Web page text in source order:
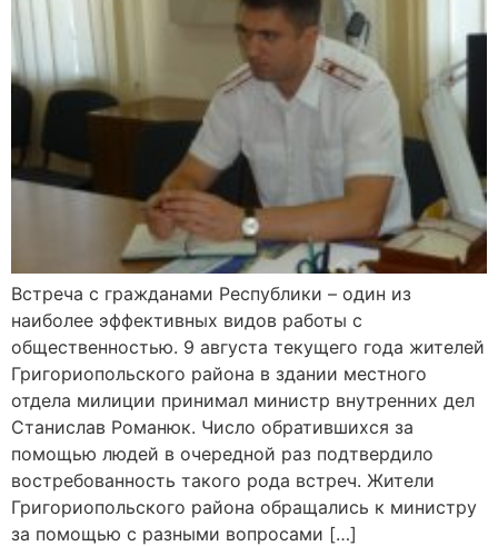
Встреча с гражданами Республики – один из
наиболее эффективных видов работы с
общественностью. 9 августа текущего года жителей
Григориопольского района в здании местного
отдела милиции принимал министр внутренних дел
Станислав Романюк. Число обратившихся за
помощью людей в очередной раз подтвердило
востребованность такого рода встреч. Жители
Григориопольского района обращались к министру
за помощью с разными вопросами […]